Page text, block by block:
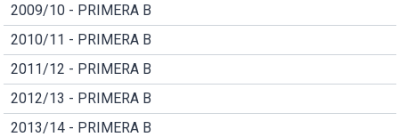
2009/10 - PRIMERA B
2010/11 - PRIMERA B
2011/12 - PRIMERA B
2012/13 - PRIMERA B
2013/14 - PRIMERA B